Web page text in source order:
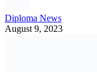
Diploma News
August 9, 2023